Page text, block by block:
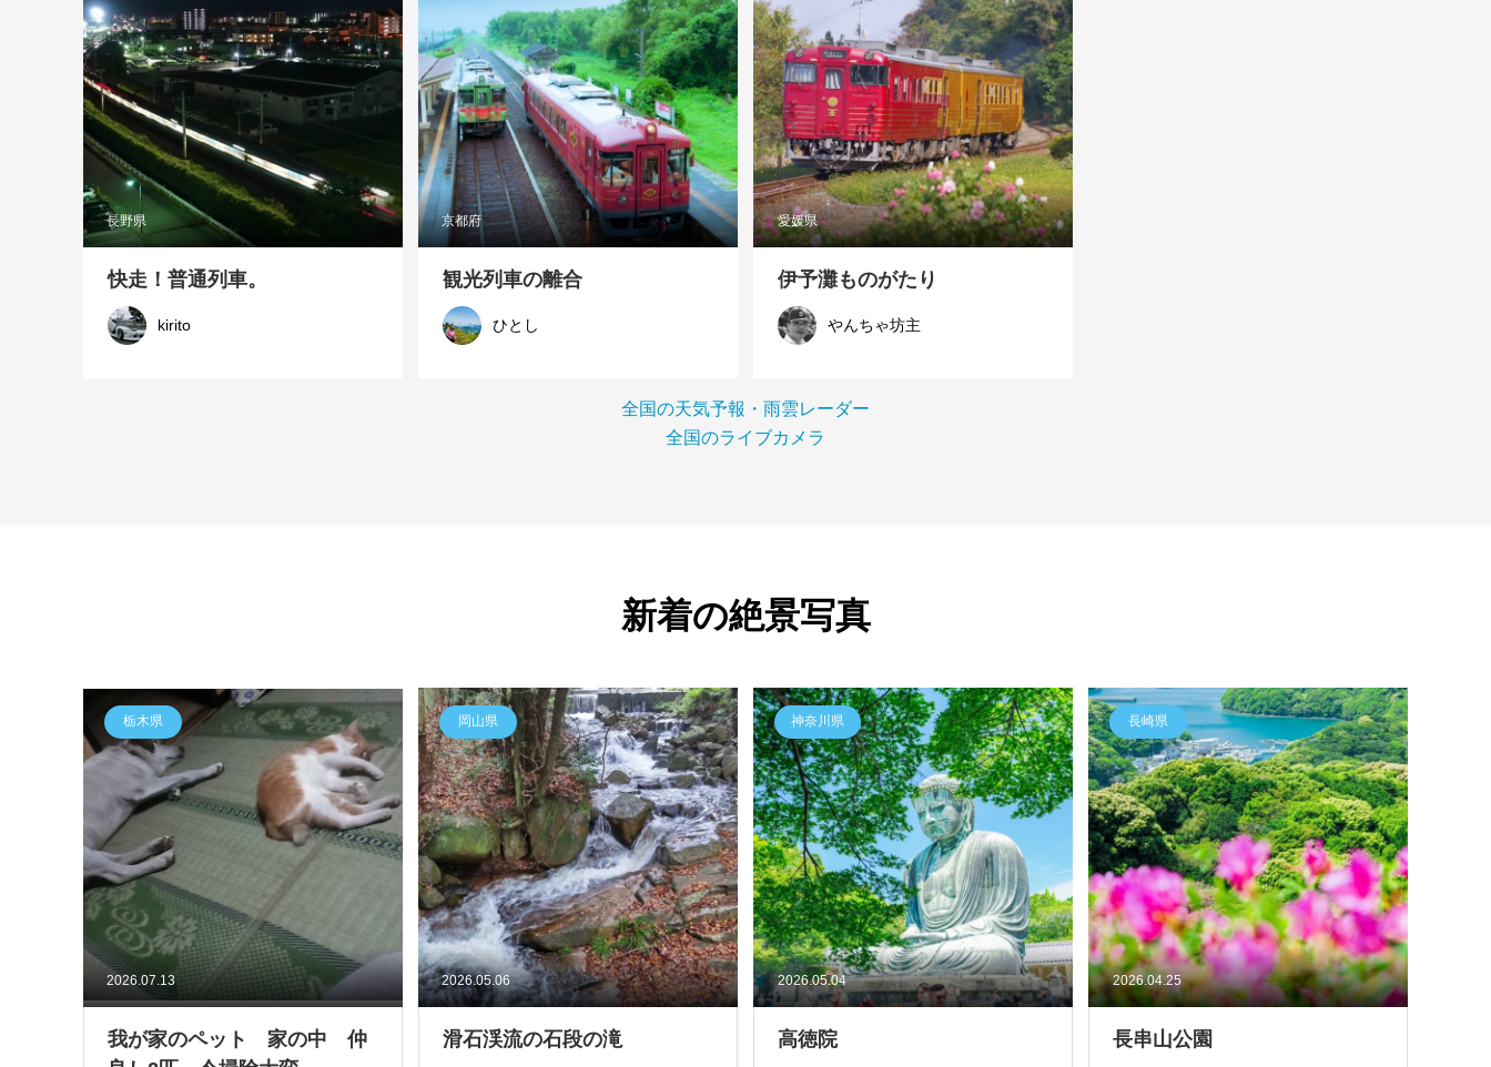
長野県
快走！普通列車。
kirito
京都府
観光列車の離合
ひとし
愛媛県
伊予灘ものがたり
やんちゃ坊主
全国の天気予報・雨雲レーダー
全国のライブカメラ
新着の絶景写真
2026.07.13
栃木県
我が家のペット 家の中 仲
2026.05.06
岡山県
滑石渓流の石段の滝
2026.05.04
神奈川県
高徳院
2026.04.25
長崎県
長串山公園